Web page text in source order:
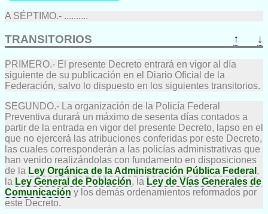
A SÉPTIMO.- ..........
TRANSITORIOS ↑ ↓
PRIMERO.- El presente Decreto entrará en vigor al día
siguiente de su publicación en el Diario Oficial de la
Federación, salvo lo dispuesto en los siguientes transitorios.
SEGUNDO.- La organización de la Policía Federal
Preventiva durará un máximo de sesenta días contados a
partir de la entrada en vigor del presente Decreto, lapso en el
que no ejercerá las atribuciones conferidas por este Decreto,
las cuales corresponderán a las policías administrativas que
han venido realizándolas con fundamento en disposiciones
de la Ley Orgánica de la Administración Pública Federal ,
la Ley General de Población, la Ley de Vías Generales de
Comunicación y los demás ordenamientos reformados por
este Decreto.